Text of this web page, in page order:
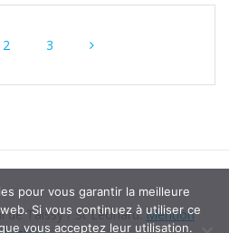
Page
2 Page
3
Taissy / St Léonard. Mention
pour vous garantir la meilleure
Si vous continuez à utiliser ce
vous acceptez leur utilisation.